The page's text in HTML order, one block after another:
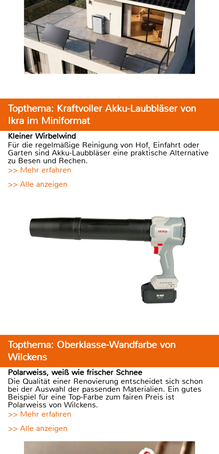
Topthema: Kraftvoller Akku-Laubbläser von
Ikra im Miniformat
Kleiner Wirbelwind
Für die regelmäßige Reinigung von Hof, Einfahrt oder
Garten sind Akku-Laubbläser eine praktische Alternative
zu Besen und Rechen.
>> Mehr erfahren
>> Alle anzeigen
Topthema: Oberklasse-Wandfarbe von
Wilckens
Polarweiss, weiß wie frischer Schnee
Die Qualität einer Renovierung entscheidet sich schon
bei der Auswahl der passenden Materialien. Ein gutes
Beispiel für eine Top-Farbe zum fairen Preis ist
Polarweiss von Wilckens.
>> Mehr erfahren
>> Alle anzeigen